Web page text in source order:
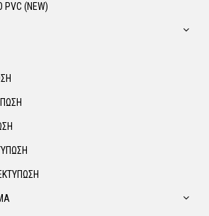
(NEW)